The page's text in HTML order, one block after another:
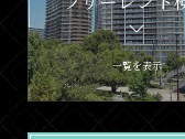
一覧を表示